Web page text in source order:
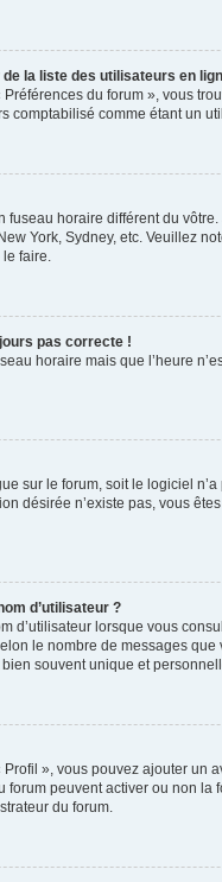
la liste des utilisateurs en
du forum », vous
comptabilisé comme étant un
fuseau horaire différent du
York, Sydney, etc. Veuillez
faire.
pas correcte !
horaire mais que l’heure
sur le forum, soit le logiciel
désirée n’existe pas, vous
d’utilisateur ?
d’utilisateur lorsque vous
le nombre de messages
souvent unique et
», vous pouvez ajouter
forum peuvent activer ou non
du forum.